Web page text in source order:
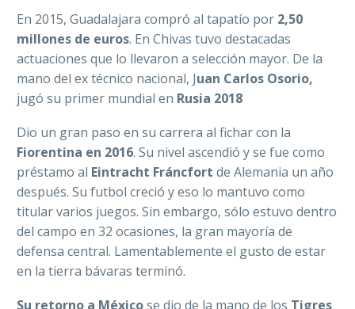
En 2015, Guadalajara compró al tapatío por 2,50
millones de euros. En Chivas tuvo destacadas
actuaciones que lo llevaron a selección mayor. De la
mano del ex técnico nacional, Juan Carlos Osorio,
jugó su primer mundial en Rusia 2018
Dio un gran paso en su carrera al fichar con la
Fiorentina en 2016. Su nivel ascendió y se fue como
préstamo al Eintracht Fráncfort de Alemania un año
después. Su futbol creció y eso lo mantuvo como
titular varios juegos. Sin embargo, sólo estuvo dentro
del campo en 32 ocasiones, la gran mayoría de
defensa central. Lamentablemente el gusto de estar
en la tierra bávaras terminó.
Su retorno a Méxicose dio de la mano de los Tigres